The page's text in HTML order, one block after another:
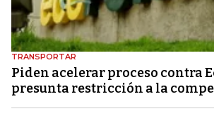
TRANSPORTAR
Piden acelerar proceso contra
presunta restricción a la